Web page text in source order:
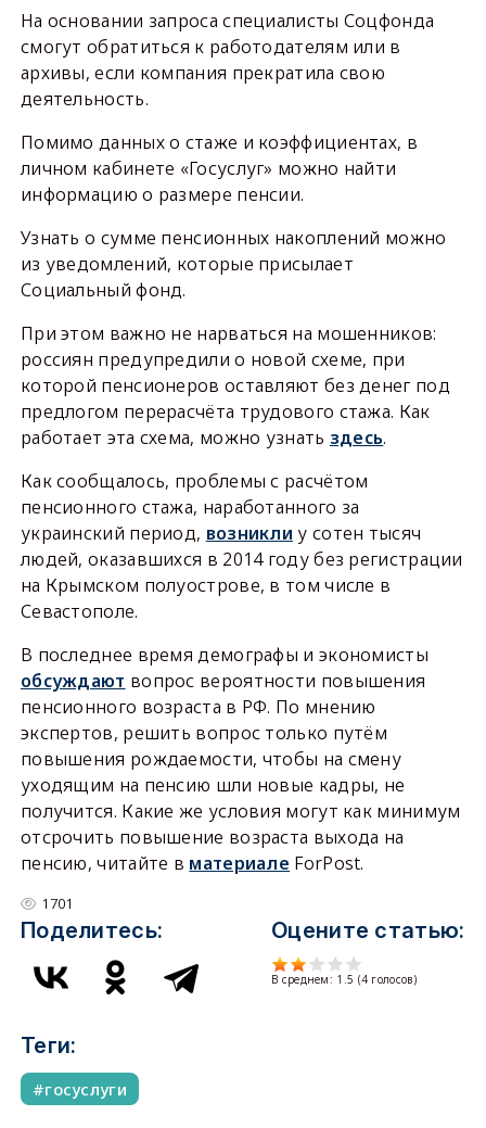
На основании запроса специалисты Соцфонда
смогут обратиться к работодателям или в
архивы, если компания прекратила свою
деятельность.
Помимо данных о стаже и коэффициентах, в
личном кабинете «Госуслуг» можно найти
информацию о размере пенсии.
Узнать о сумме пенсионных накоплений можно
из уведомлений, которые присылает
Социальный фонд.
При этом важно не нарваться на мошенников:
россиян предупредили о новой схеме, при
которой пенсионеров оставляют без денег под
предлогом перерасчёта трудового стажа. Как
работает эта схема, можно узнать здесь.
Как сообщалось, проблемы с расчётом
пенсионного стажа, наработанного за
украинский период, возникли у сотен тысяч
людей, оказавшихся в 2014 году без регистрации
на Крымском полуострове, в том числе в
Севастополе.
В последнее время демографы и экономисты
обсуждают вопрос вероятности повышения
пенсионного возраста в РФ. По мнению
экспертов, решить вопрос только путём
повышения рождаемости, чтобы на смену
уходящим на пенсию шли новые кадры, не
получится. Какие же условия могут как минимум
отсрочить повышение возраста выхода на
пенсию, читайте в материале ForPost.
1701
Поделитесь: Оцените статью:
В среднем: 1.5 (4 голосов)
Теги:
госуслуги